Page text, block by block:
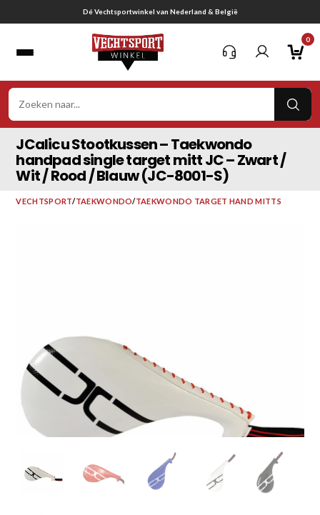
naar
Gratis verzending vanaf € 75,-
0
JCalicu Stootkussen – Taekwondo
handpad single target mitt JC – Zwart /
Wit / Rood / Blauw (JC-8001-S)
VECHTSPORT/TAEKWONDO/TAEKWONDO TARGET HAND MITTS